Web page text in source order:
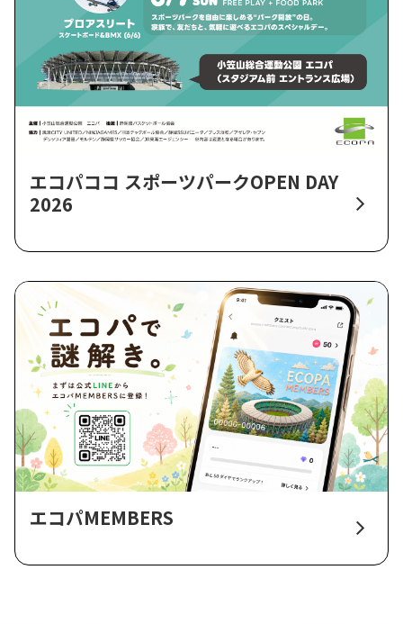
エコパココ スポーツパークOPEN DAY
2026
エコパMEMBERS